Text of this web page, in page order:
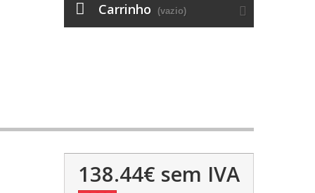
Carrinho (vazio)
138.44€ sem IVA